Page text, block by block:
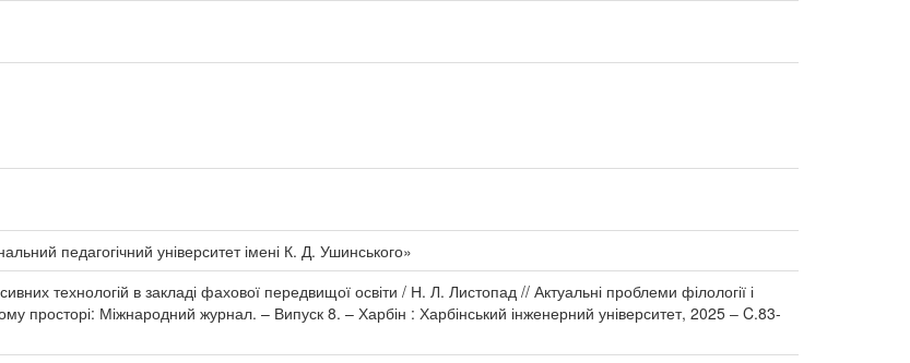
педагогічний університет імені К. Д. Ушинського»
технологій в закладі фахової передвищої освіти / Н. Л. Листопад // Актуальні проблеми філології і
просторі: Міжнародний журнал. – Випуск 8. – Харбін : Харбінський інженерний університет, 2025 ‒ C.83-